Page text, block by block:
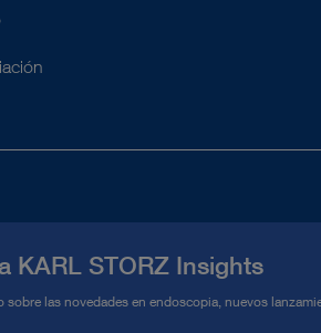
el Cumplimiento normativo (Hotline)
KARL STORZ Insights
sobre las novedades en endoscopia, nuevos